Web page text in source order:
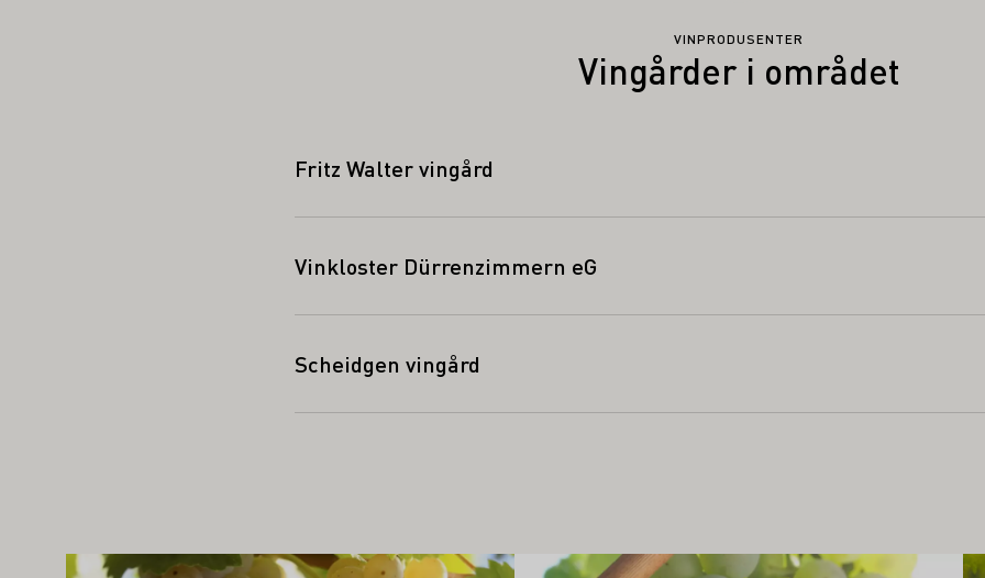
VINPRODUSENTER
Vingårder i området
Fritz Walter vingård
Vinkloster Dürrenzimmern eG
Scheidgen vingård
OGSÅ INTERESSERE DEG
Lær mer om dette Lær mer om dette